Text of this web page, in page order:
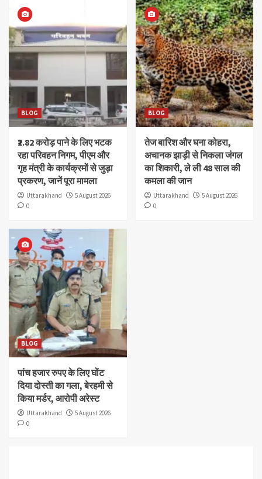
BLOG
₹2.82 करोड़ पाने के लिए भटक
रहा परिवहन निगम, पीएम और
गृह मंत्री के कार्यक्रमों से जुड़ा
प्रकरण, जानें पूरा मामला
Uttarakhand
5 August 2026
0
BLOG
तेज बारिश और घना कोहरा,
अचानक झाड़ी से निकला जंगल
का शिकारी, ले ली 48 साल की
कमला की जान
Uttarakhand
5 August 2026
0
BLOG
पांच हजार रुपए के लिए घोंट
दिया दोस्ती का गला, बेरहमी से
किया मर्डर, आरोपी अरेस्ट
Uttarakhand
5 August 2026
0